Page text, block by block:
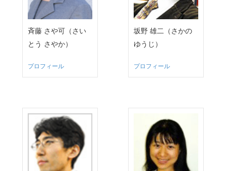
斉藤 さや可（さい
とう さやか）
プロフィール
坂野 雄二（さかの
ゆうじ）
プロフィール